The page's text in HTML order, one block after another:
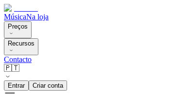
MúsicaNa loja
Preços
Recursos
Contacto
🇵🇹
Entrar Criar conta